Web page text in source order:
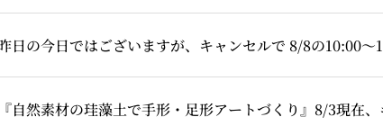
日の今日ではございますが、キャンセルで 8/8の10:00～1
『自然素材の珪藻土で手形・足形アートづくり』8/3現在